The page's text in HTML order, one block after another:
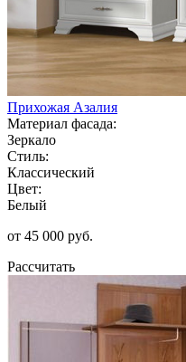
Прихожая Азалия
Материал фасада:
Зеркало
Стиль:
Классический
Цвет:
Белый
от 45 000 руб.
Рассчитать